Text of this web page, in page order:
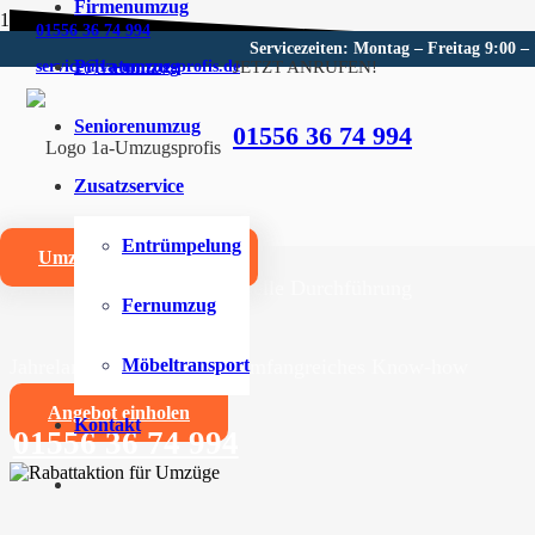
01556 36 74 994
service@1a-umzugsprofis.de
Servicezeiten: Montag – Freitag 9:00 –
JETZT ANRUFEN!
01556 36 74 994
Firmenumzug
Privatumzug
Seniorenumzug
Zusatzservice
Entrümpelung
Fernumzug
Möbeltransport
Kontakt
Umzugskostenrechner
Umzugsunternehmen für
Wir sind Ihr kompetentes Umzugsunternehmen für
Zuverlässige und professionelle Durchführung
Jahrelange Erfahrung und umfangreiches Know-how
Angebot einholen
01556 36 74 994